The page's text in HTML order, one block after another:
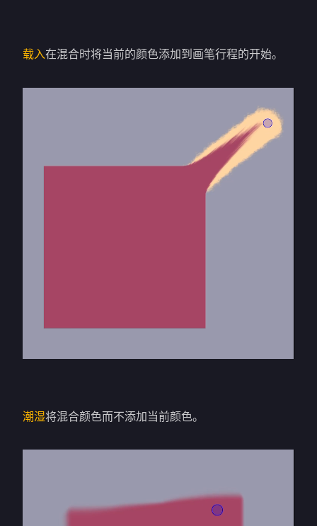
载入在混合时将当前的颜色添加到画笔行程的开始。
潮湿将混合颜色而不添加当前颜色。